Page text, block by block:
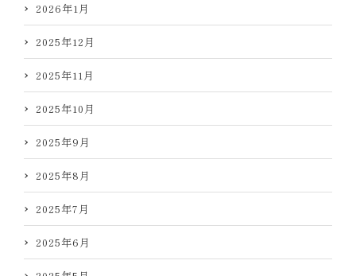
2026年1月
2025年12月
2025年11月
2025年10月
2025年9月
2025年8月
2025年7月
2025年6月